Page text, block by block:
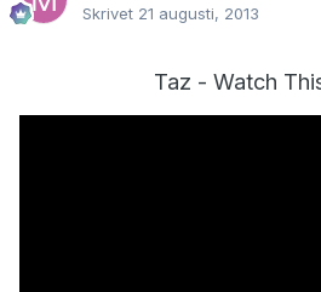
Skrivet 21 augusti, 2013
Taz - Watch